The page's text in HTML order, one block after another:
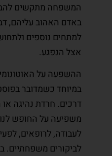
המשפחה מתקשים
באדם האהוב עליהם,
למתחים נוספים
אצל הנפגע.
ההשפעה על
במיוחד כשמדובר
דרכים. חרדת נהיגה
משפיעה על החופש
לעבודה, לרופאים,
לביקורים משפחתיים.